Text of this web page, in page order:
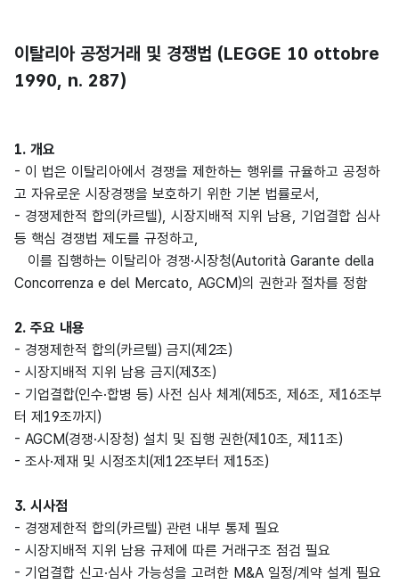
이탈리아 공정거래 및 경쟁법 (LEGGE 10 ottobre
1990, n. 287)
1. 개요
- 이 법은 이탈리아에서 경쟁을 제한하는 행위를 규율하고 공정하
고 자유로운 시장경쟁을 보호하기 위한 기본 법률로서,
- 경쟁제한적 합의(카르텔), 시장지배적 지위 남용, 기업결합 심사
등 핵심 경쟁법 제도를 규정하고,
이를 집행하는 이탈리아 경쟁·시장청(Autorità Garante della
Concorrenza e del Mercato, AGCM)의 권한과 절차를 정함
2. 주요 내용
- 경쟁제한적 합의(카르텔) 금지(제2조)
- 시장지배적 지위 남용 금지(제3조)
- 기업결합(인수·합병 등) 사전 심사 체계(제5조, 제6조, 제16조부
터 제19조까지)
- AGCM(경쟁·시장청) 설치 및 집행 권한(제10조, 제11조)
- 조사·제재 및 시정조치(제12조부터 제15조)
3. 시사점
- 경쟁제한적 합의(카르텔) 관련 내부 통제 필요
- 시장지배적 지위 남용 규제에 따른 거래구조 점검 필요
- 기업결합 신고·심사 가능성을 고려한 M&A 일정/계약 설계 필요